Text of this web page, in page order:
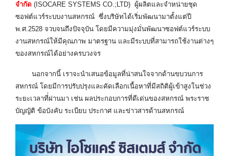
จำกัด (ISOCARE SYSTEMS CO.;LTD) ผู้ผลิตและจำหน่ายชุด
ซอฟต์แวร์ระบบงานสหกรณ์ ซึ่งบริษัทได้เริ่มพัฒนามาตั้งแต่ปี
พ.ศ.2528 จวบจนถึงปัจจุบัน โดยมีความมุ่งมั่นพัฒนาซอฟต์แวร์ระบบ
งานสหกรณ์ให้มีคุณภาพ มาตรฐาน และมีระบบที่สามารถใช้งานต่างๆ
ของสหกรณ์ได้อย่างครบวงจร
นอกจากนี้ เราจะนำเสนอข้อมูลที่น่าสนใจจากด้านขบวนการ
สหกรณ์ โดยมีการปรับปรุงและคัดเลือกเนื้อหาที่มีสถิติผู้เข้าสูงในช่วง
ระยะเวลาที่่ผ่านมา เช่น ผลประกอบการที่ดีเด่นของสหกรณ์ พระราช
บัญญัติ ข้อบังคับ ระเบียบ ประกาศ และข่าวสารด้านสหกรณ์